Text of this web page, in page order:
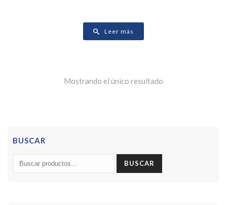
Leer más
Mostrando el único resultado
BUSCAR
Buscar
por:
BUSCAR